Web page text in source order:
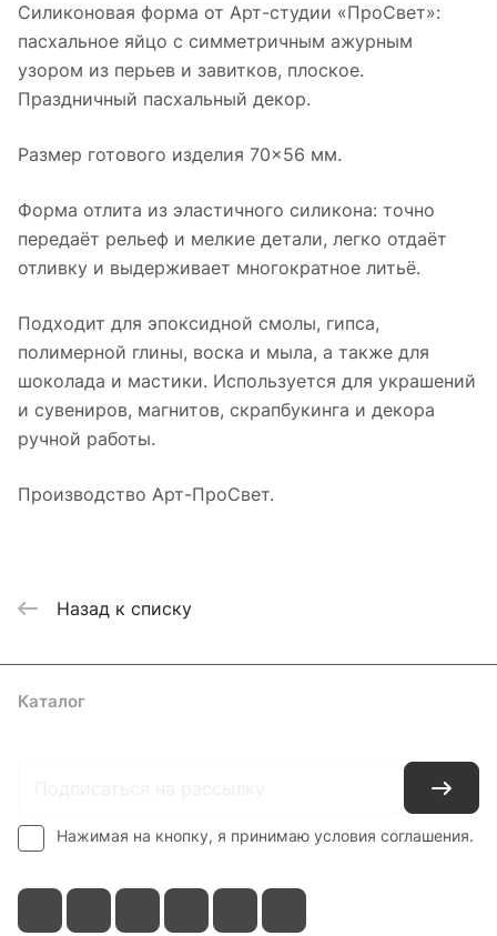
Силиконовая форма от Арт-студии «ПроСвет»:
пасхальное яйцо с симметричным ажурным
узором из перьев и завитков, плоское.
Праздничный пасхальный декор.
Размер готового изделия 70×56 мм.
Форма отлита из эластичного силикона: точно
передаёт рельеф и мелкие детали, легко отдаёт
отливку и выдерживает многократное литьё.
Подходит для эпоксидной смолы, гипса,
полимерной глины, воска и мыла, а также для
шоколада и мастики. Используется для украшений
и сувениров, магнитов, скрапбукинга и декора
ручной работы.
Производство Арт-ПроСвет.
Назад к списку
Каталог
Нажимая на кнопку, я принимаю условия соглашения.